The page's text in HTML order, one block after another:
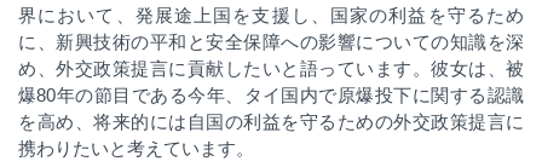
界において、発展途上国を支援し、国家の利益を守るため
に、新興技術の平和と安全保障への影響についての知識を深
め、外交政策提言に貢献したいと語っています。彼女は、被
爆80年の節目である今年、タイ国内で原爆投下に関する認識
を高め、将来的には自国の利益を守るための外交政策提言に
携わりたいと考えています。